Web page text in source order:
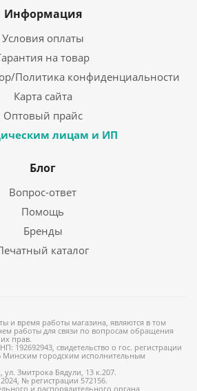
Информация
Условия оплаты
на товар
Политика конфиденциальности
Карта сайта
Оптовый прайс
лицам и ИП
Блог
Вопрос-ответ
Помощь
Бренды
каталог
и время работы магазина, являются в том
работы для связи по вопросам обращения
прав.
192692943, свидетельство о гос. регистрации
Минским городским исполнительным
Змитрока Бядули, 13 к.207.
№ регистрации 572156.
и распорядительного органа,